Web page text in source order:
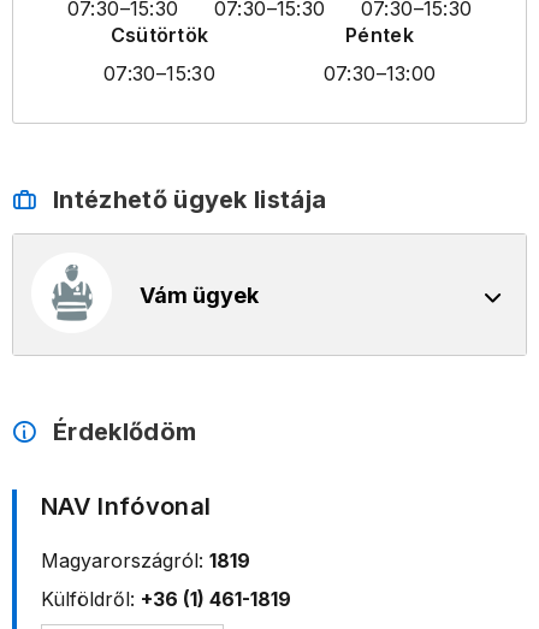
07:30–15:30
07:30–15:30
07:30–15:30
Csütörtök
07:30–15:30
Péntek
07:30–13:00
Intézhető ügyek listája
Vám ügyek
Érdeklődöm
NAV Infóvonal
Magyarországról: 1819
Külföldről: +36 (1) 461-1819